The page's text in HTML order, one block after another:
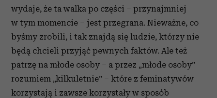
wydaje, że ta walka po części – przynajmniej
w tym momencie – jest przegrana. Nieważne, co
byśmy zrobili, i tak znajdą się ludzie, którzy nie
będą chcieli przyjąć pewnych faktów. Ale też
patrzę na młode osoby – a przez „młode osoby”
rozumiem „kilkuletnie” – które z feminatywów
korzystają i zawsze korzystały w sposób